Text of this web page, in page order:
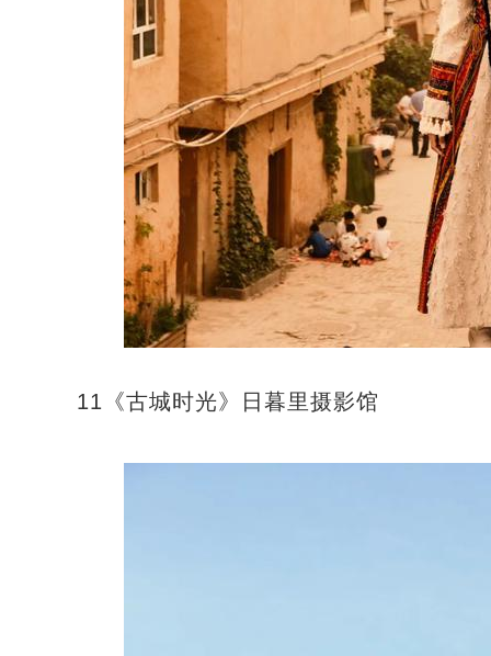
11《古城时光》日暮里摄影馆